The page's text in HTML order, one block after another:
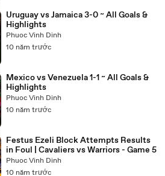
Uruguay vs Jamaica 3-0 ~ All Goals &
Highlights
Phuoc Vinh Dinh
10 năm trước
Mexico vs Venezuela 1-1 ~ All Goals &
Highlights
Phuoc Vinh Dinh
10 năm trước
Festus Ezeli Block Attempts Results
in Foul | Cavaliers vs Warriors - Game 5
Phuoc Vinh Dinh
10 năm trước